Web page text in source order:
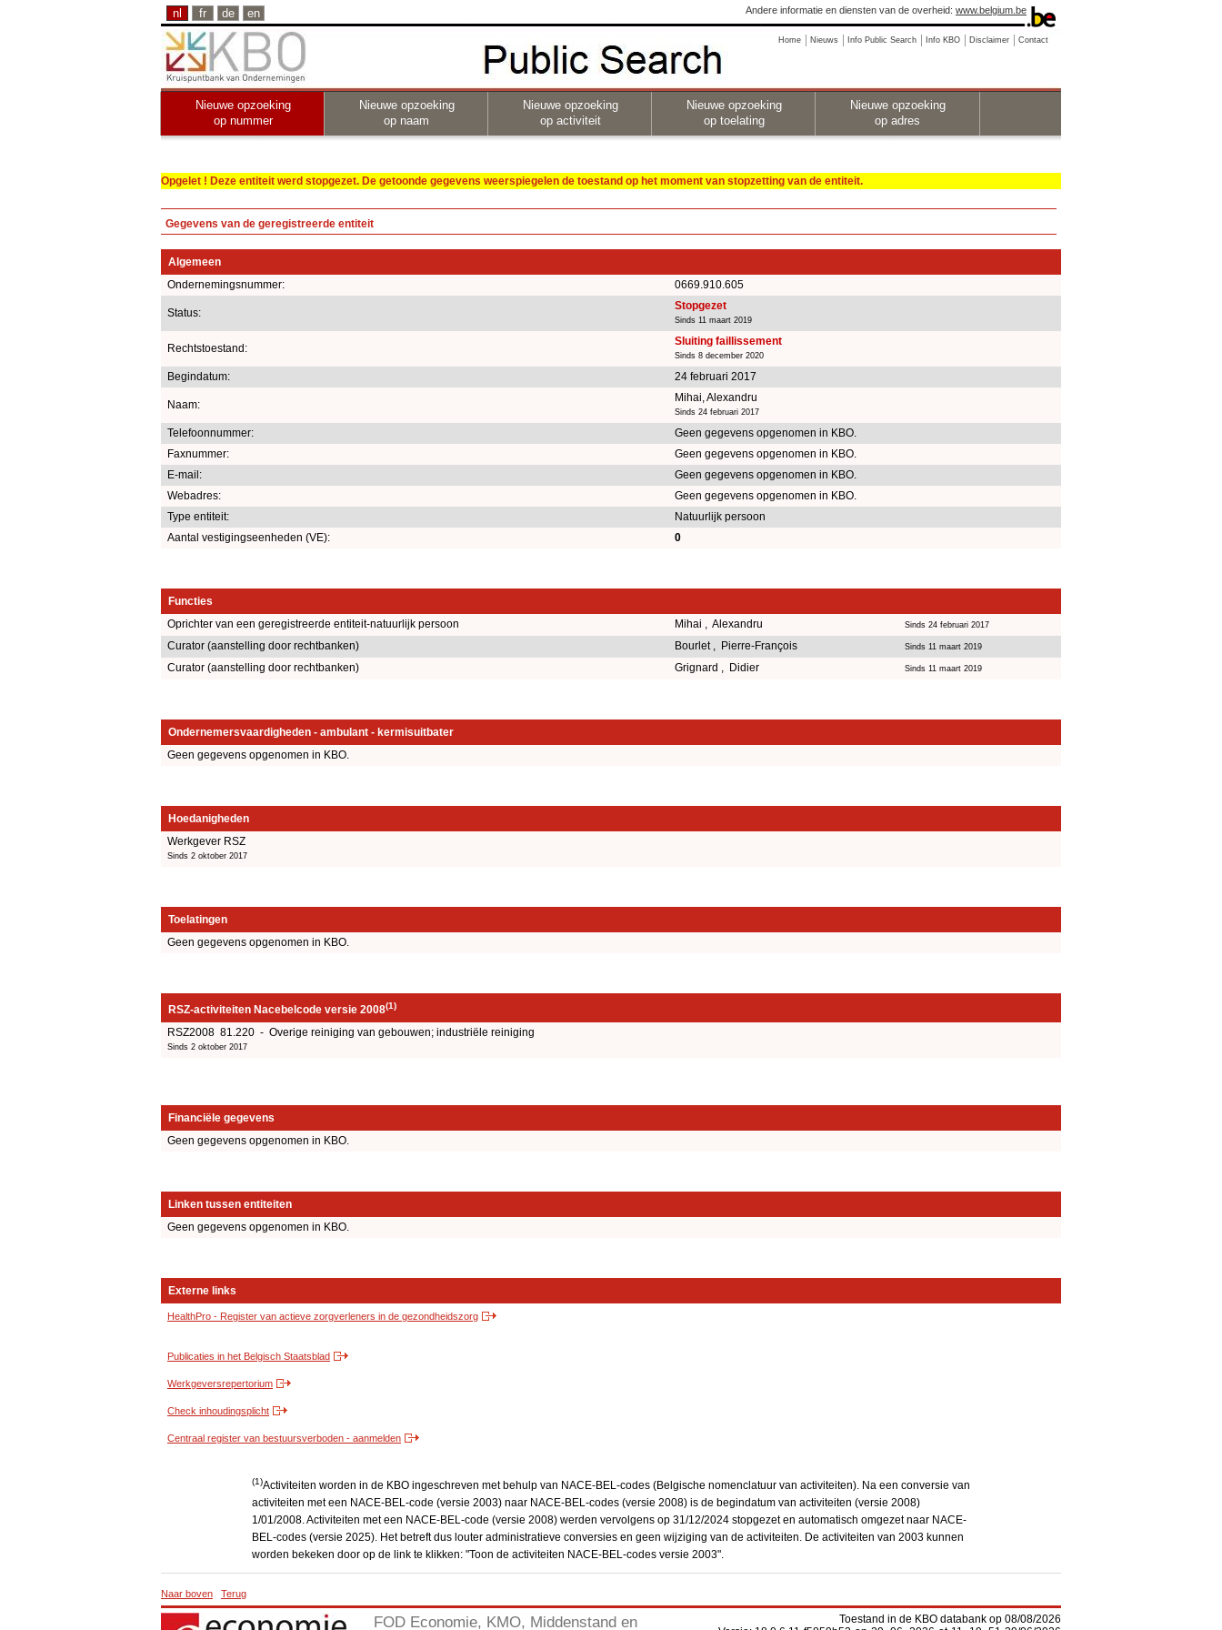
nl fr de en Andere informatie en diensten van de overheid: www.belgium.be
Home Nieuws Info Public Search Info KBO Disclaimer Contact
Nieuwe opzoeking
op nummer
Nieuwe opzoeking
op naam
Nieuwe opzoeking
op activiteit
Nieuwe opzoeking
op toelating
Nieuwe opzoeking
op adres
Opgelet ! Deze entiteit werd stopgezet. De getoonde gegevens weerspiegelen de toestand op het moment van stopzetting van de entiteit.
Gegevens van de geregistreerde entiteit
Algemeen
Ondernemingsnummer:
0669.910.605
Status:
Stopgezet
Sinds 11 maart 2019
Rechtstoestand:
Sluiting faillissement
Sinds 8 december 2020
Begindatum: 24 februari 2017
Naam:
Mihai, Alexandru
Sinds 24 februari 2017
Telefoonnummer:
Geen gegevens opgenomen in KBO.
Faxnummer:
Geen gegevens opgenomen in KBO.
E-mail:
Geen gegevens opgenomen in KBO.
Webadres:
Geen gegevens opgenomen in KBO.
Type entiteit:
Natuurlijk persoon
Aantal vestigingseenheden (VE):
0
Functies
Oprichter van een geregistreerde entiteit-natuurlijk persoon
Mihai , Alexandru Sinds 24 februari 2017
Curator (aanstelling door rechtbanken) Bourlet , Pierre-François Sinds 11 maart 2019
Curator (aanstelling door rechtbanken) Grignard , Didier Sinds 11 maart 2019
Ondernemersvaardigheden - ambulant - kermisuitbater
Geen gegevens opgenomen in KBO.
Hoedanigheden
Werkgever RSZ
Sinds 2 oktober 2017
Toelatingen
Geen gegevens opgenomen in KBO.
RSZ-activiteiten Nacebelcode versie 2008(1)
RSZ2008 81.220 - Overige reiniging van gebouwen; industriële reiniging
Sinds 2 oktober 2017
Financiële gegevens
Geen gegevens opgenomen in KBO.
Linken tussen entiteiten
Geen gegevens opgenomen in KBO.
Externe links
HealthPro - Register van actieve zorgverleners in de gezondheidszorg
Publicaties in het Belgisch Staatsblad
Werkgeversrepertorium
Check inhoudingsplicht
Centraal register van bestuursverboden - aanmelden
(1)Activiteiten worden in de KBO ingeschreven met behulp van NACE-BEL-codes (Belgische nomenclatuur van activiteiten). Na een conversie van
activiteiten met een NACE-BEL-code (versie 2003) naar NACE-BEL-codes (versie 2008) is de begindatum van activiteiten (versie 2008)
1/01/2008. Activiteiten met een NACE-BEL-code (versie 2008) werden vervolgens op 31/12/2024 stopgezet en automatisch omgezet naar NACE-
BEL-codes (versie 2025). Het betreft dus louter administratieve conversies en geen wijziging van de activiteiten. De activiteiten van 2003 kunnen
worden bekeken door op de link te klikken: "Toon de activiteiten NACE-BEL-codes versie 2003".
Naar boven Terug
FOD Economie, KMO, Middenstand en
Toestand in de KBO databank op 08/08/2026